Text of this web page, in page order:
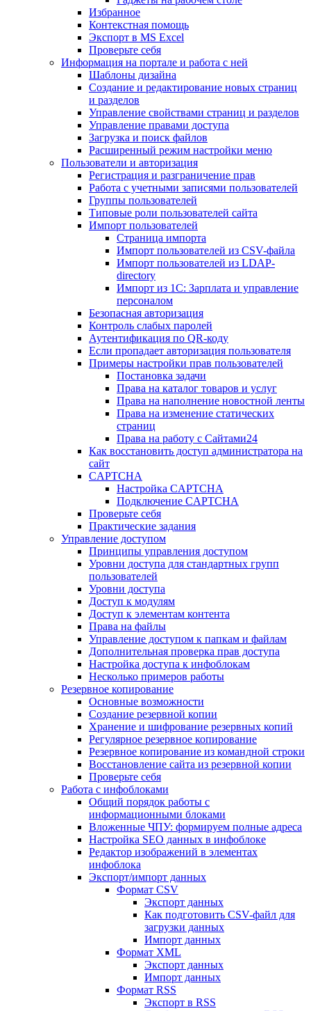
Избранное
Контекстная помощь
Экспорт в MS Excel
Проверьте себя
Информация на портале и работа с ней
Шаблоны дизайна
Создание и редактирование новых страниц
и разделов
Управление свойствами страниц и разделов
Управление правами доступа
Загрузка и поиск файлов
Расширенный режим настройки меню
Пользователи и авторизация
Регистрация и разграничение прав
Работа с учетными записями пользователей
Группы пользователей
Типовые роли пользователей сайта
Импорт пользователей
Страница импорта
Импорт пользователей из CSV-файла
Импорт пользователей из LDAP-
directory
Импорт из 1С: Зарплата и управление
персоналом
Безопасная авторизация
Контроль слабых паролей
Аутентификация по QR-коду
Если пропадает авторизация пользователя
Примеры настройки прав пользователей
Постановка задачи
Права на каталог товаров и услуг
Права на наполнение новостной ленты
Права на изменение статических
страниц
Права на работу с Сайтами24
Как восстановить доступ администратора на
сайт
CAPTCHA
Настройка CAPTCHA
Подключение CAPTCHA
Проверьте себя
Практические задания
Управление доступом
Принципы управления доступом
Уровни доступа для стандартных групп
пользователей
Уровни доступа
Доступ к модулям
Доступ к элементам контента
Права на файлы
Управление доступом к папкам и файлам
Дополнительная проверка прав доступа
Настройка доступа к инфоблокам
Несколько примеров работы
Резервное копирование
Основные возможности
Создание резервной копии
Хранение и шифрование резервных копий
Регулярное резервное копирование
Резервное копирование из командной строки
Восстановление сайта из резервной копии
Проверьте себя
Работа с инфоблоками
Общий порядок работы с
информационными блоками
Вложенные ЧПУ: формируем полные адреса
Настройка SEO данных в инфоблоке
Редактор изображений в элементах
инфоблока
Экспорт/импорт данных
Формат CSV
Экспорт данных
Как подготовить CSV-файл для
загрузки данных
Импорт данных
Формат XML
Экспорт данных
Импорт данных
Формат RSS
Экспорт в RSS